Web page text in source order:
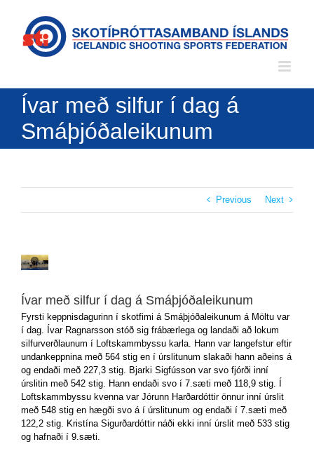
content
Ívar með silfur í dag á
Smáþjóðaleikunum
Previous Next
View
Ívar með silfur í dag á Smáþjóðaleikunum
Fyrsti keppnisdagurinn í skotfimi á Smáþjóðaleikunum á Möltu var
í dag. Ívar Ragnarsson stóð sig frábærlega og landaði að lokum
silfurverðlaunum í Loftskammbyssu karla. Hann var langefstur eftir
undankeppnina með 564 stig en í úrslitunum slakaði hann aðeins á
og endaði með 227,3 stig. Bjarki Sigfússon var svo fjórði inní
úrslitin með 542 stig. Hann endaði svo í 7.sæti með 118,9 stig. Í
Loftskammbyssu kvenna var Jórunn Harðardóttir önnur inní úrslit
með 548 stig en hægði svo á í úrslitunum og endaði í 7.sæti með
122,2 stig. Kristína Sigurðardóttir náði ekki inní úrslit með 533 stig
og hafnaði í 9.sæti.